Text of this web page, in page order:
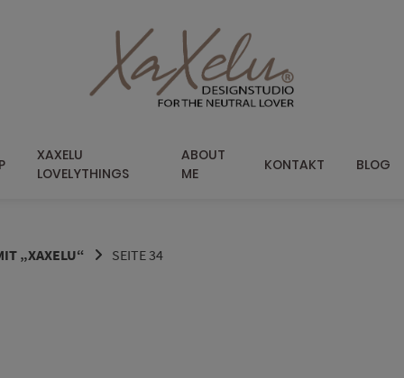
XAXELU
LOVELYTHINGS
ABOUT
ME
KONTAKT BLOG
„XAXELU“ SEITE 34